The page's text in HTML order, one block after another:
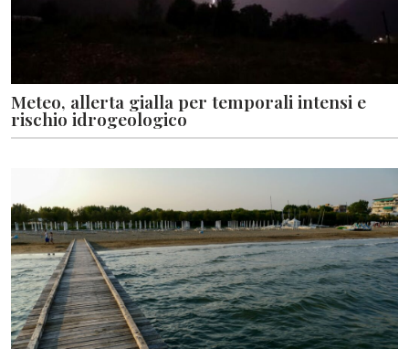
Meteo, allerta gialla per temporali intensi e
rischio idrogeologico